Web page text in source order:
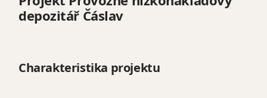
depozitář Čáslav
Charakteristika projektu